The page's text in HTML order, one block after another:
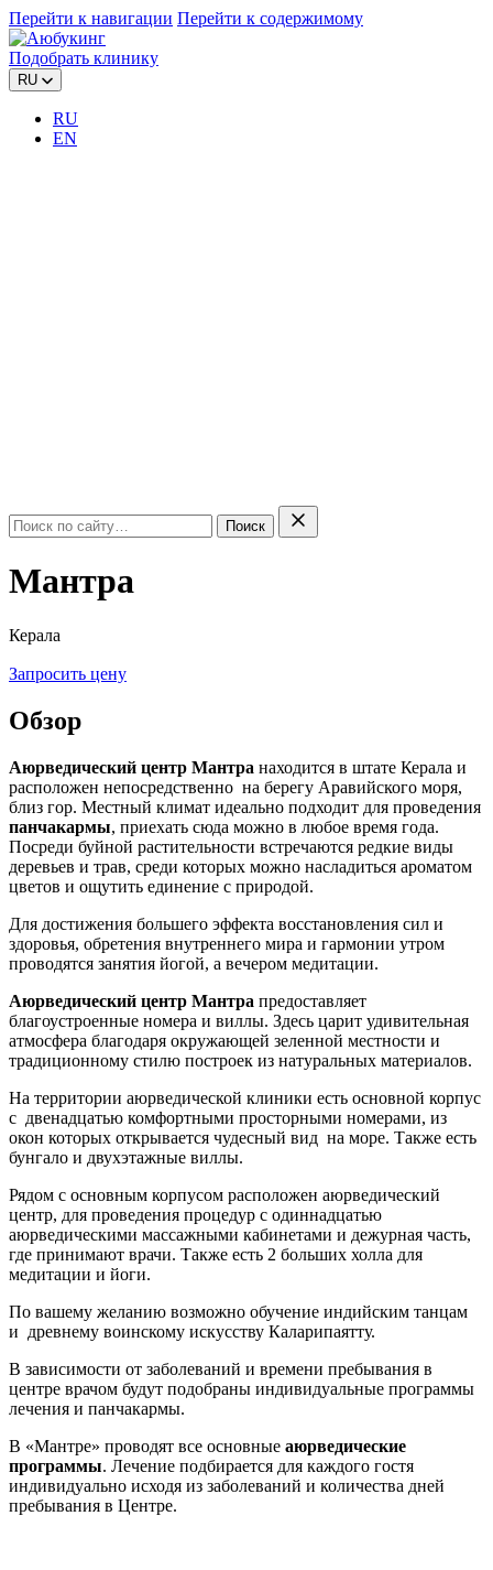
Перейти к навигации Перейти к содержимому
Подобрать клинику
RU
RU
EN
Поиск
Мантра
Керала
Запросить цену
Обзор
Аюрведический центр Мантра находится в штате Керала и
расположен непосредственно на берегу Аравийского моря,
близ гор. Местный климат идеально подходит для проведения
панчакармы, приехать сюда можно в любое время года.
Посреди буйной растительности встречаются редкие виды
деревьев и трав, среди которых можно насладиться ароматом
цветов и ощутить единение с природой.
Для достижения большего эффекта восстановления сил и
здоровья, обретения внутреннего мира и гармонии утром
проводятся занятия йогой, а вечером медитации.
Аюрведический центр Мантра предоставляет
благоустроенные номера и виллы. Здесь царит удивительная
атмосфера благодаря окружающей зеленной местности и
традиционному стилю построек из натуральных материалов.
На территории аюрведической клиники есть основной корпус
с двенадцатью комфортными просторными номерами, из
окон которых открывается чудесный вид на море. Также есть
бунгало и двухэтажные виллы.
Рядом с основным корпусом расположен аюрведический
центр, для проведения процедур с одиннадцатью
аюрведическими массажными кабинетами и дежурная часть,
где принимают врачи. Также есть 2 больших холла для
медитации и йоги.
По вашему желанию возможно обучение индийским танцам
и древнему воинскому искусству Каларипаятту.
В зависимости от заболеваний и времени пребывания в
центре врачом будут подобраны индивидуальные программы
лечения и панчакармы.
В «Мантре» проводят все основные аюрведические
программы. Лечение подбирается для каждого гостя
индивидуально исходя из заболеваний и количества дней
пребывания в Центре.